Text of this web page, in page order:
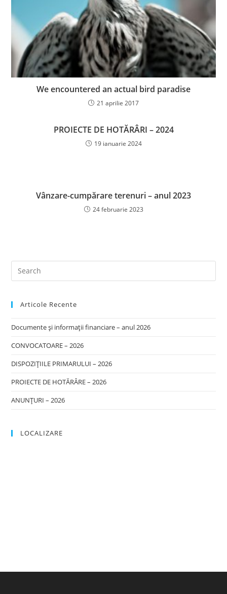
We encountered an actual bird paradise
21 aprilie 2017
PROIECTE DE HOTĂRÂRI – 2024
19 ianuarie 2024
Vânzare-cumpărare terenuri – anul 2023
24 februarie 2023
Articole Recente
Documente și informații financiare – anul 2026
CONVOCATOARE – 2026
DISPOZIȚIILE PRIMARULUI – 2026
PROIECTE DE HOTĂRÂRE – 2026
ANUNȚURI – 2026
LOCALIZARE